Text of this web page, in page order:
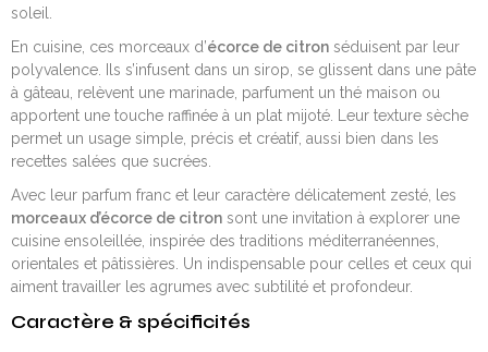
soleil.
En cuisine, ces morceaux d’écorce de citron séduisent par leur
polyvalence. Ils s’infusent dans un sirop, se glissent dans une pâte
à gâteau, relèvent une marinade, parfument un thé maison ou
apportent une touche raffinée à un plat mijoté. Leur texture sèche
permet un usage simple, précis et créatif, aussi bien dans les
recettes salées que sucrées.
Avec leur parfum franc et leur caractère délicatement zesté, les
morceaux d’écorce de citron sont une invitation à explorer une
cuisine ensoleillée, inspirée des traditions méditerranéennes,
orientales et pâtissières. Un indispensable pour celles et ceux qui
aiment travailler les agrumes avec subtilité et profondeur.
Caractère & spécificités